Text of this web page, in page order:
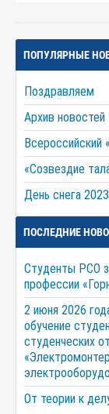
ПОПУЛЯРНЫЕ
Поздравляем
Архив новостей
Всероссийский
«Созвездие
День снега 2023
ПОСЛЕДНИЕ
Студенты РСО
профессии
2 июня 2026
обучение
студенческих
От теории к